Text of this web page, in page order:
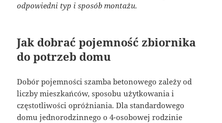
odpowiedni typ i sposób montażu.
Jak dobrać pojemność zbiornika
do potrzeb domu
Dobór pojemności szamba betonowego zależy od
liczby mieszkańców, sposobu użytkowania i
częstotliwości opróżniania. Dla standardowego
domu jednorodzinnego o 4-osobowej rodzinie